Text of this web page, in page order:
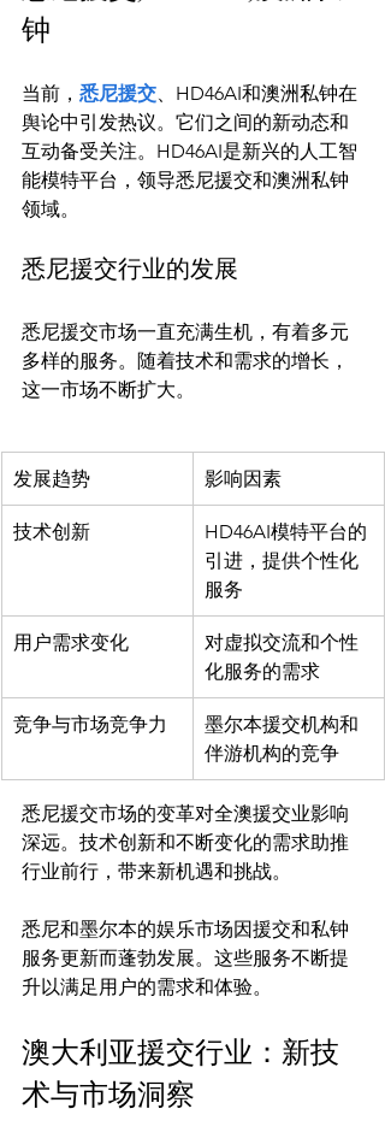
钟
当前， 悉尼援交 、HD46AI和澳洲私钟在
舆论中引发热议。它们之间的新动态和
互动备受关注。HD46AI是新兴的人工智
能模特平台，领导悉尼援交和澳洲私钟
悉尼援交行业的发展
悉尼援交市场一直充满生机，有着多元
多样的服务。随着技术和需求的增长，
发展趋势 影响因素
技术创新
HD46AI模特平台的
引进，提供个性化
服务
用户需求变化
对虚拟交流和个性
化服务的需求
竞争与市场竞争力
墨尔本援交机构和
伴游机构的竞争
悉尼援交市场的变革对全澳援交业影响
深远。技术创新和不断变化的需求助推
行业前行，带来新机遇和挑战。
悉尼和墨尔本的娱乐市场因援交和私钟
服务更新而蓬勃发展。这些服务不断提
澳大利亚援交行业：新技
术与市场洞察